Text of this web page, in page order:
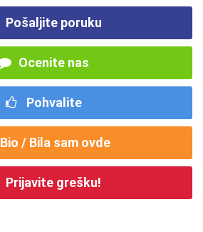
Pošaljite poruku
Ocenite nas
Pohvalite
Bio / Bila sam ovde
Prijavite grešku!